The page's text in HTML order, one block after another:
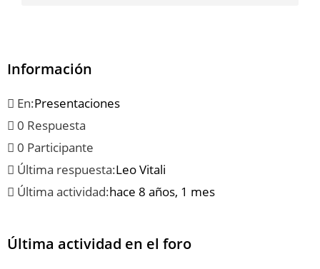
Información
En:Presentaciones
0 Respuesta
0 Participante
Última respuesta:Leo Vitali
Última actividad:hace 8 años, 1 mes
Última actividad en el foro